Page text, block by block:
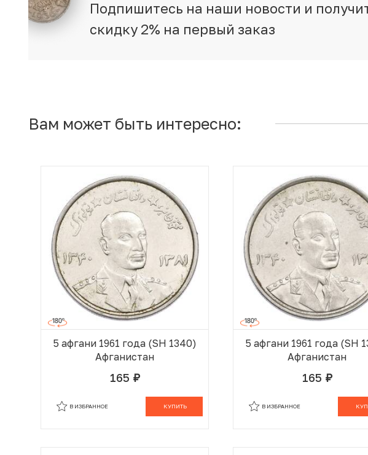
Подпишитесь на наши новости и
скидку 2% на первый заказ
Вам может быть интересно:
5 афгани 1961 года (SH 1340)
Афганистан
165 руб.
КУПИТЬ
В ИЗБРАННОЕ
5 афгани 1961 года (SH
Афганистан
165 руб.
В ИЗБРАННОЕ